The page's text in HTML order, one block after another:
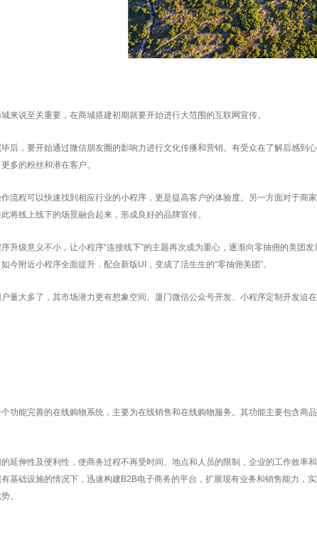
来说至关重要，在商城搭建初期就要开始进行大范围的互联网宣传。
后，要开始通过微信朋友圈的影响力进行文化传播和营销。有受众在了解后感到
多的粉丝和潜在客户。
流程可以快速找到相应行业的小程序，更是提高客户的体验度。另一方面对于商
将线上线下的场景融合起来，形成良好的品牌宣传。
升级意义不小，让小程序“连接线下”的主题再次成为重心，逐渐向零抽佣的美团
今附近小程序全面提升，配合新版UI，变成了活生生的“零抽佣美团”。
量大多了，其市场潜力更有想象空间。厦门微信公众号开发、小程序定制开发迫
功能完善的在线购物系统，主要为在线销售和在线购物服务。其功能主要包含商
延伸性及便利性，使商务过程不再受时间、地点和人员的限制，企业的工作效率
基础设施的情况下，迅速构建B2B电子商务的平台，扩展现有业务和销售能力，
。